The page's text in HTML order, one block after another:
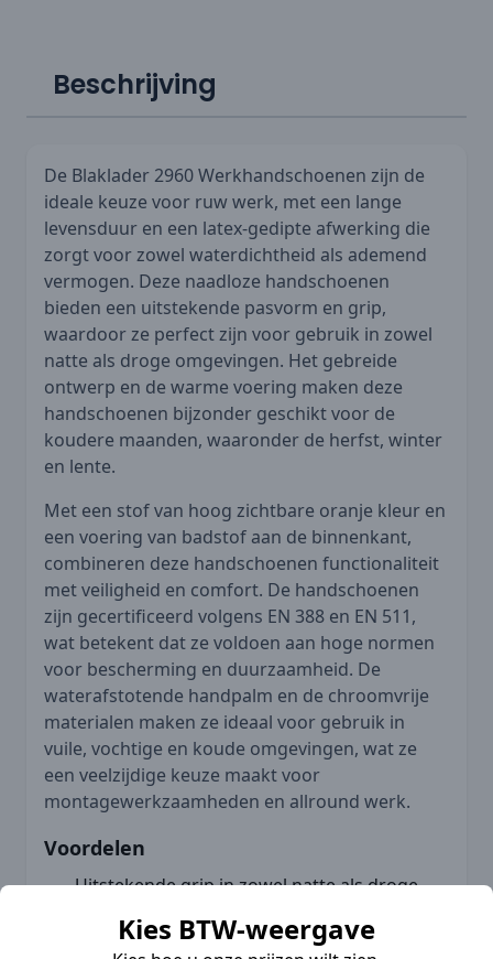
Kies BTW-weergave
Beschrijving
De Blaklader 2960 Werkhandschoenen zijn de
ideale keuze voor ruw werk, met een lange
levensduur en een latex-gedipte afwerking die
zorgt voor zowel waterdichtheid als ademend
vermogen. Deze naadloze handschoenen
bieden een uitstekende pasvorm en grip,
waardoor ze perfect zijn voor gebruik in zowel
natte als droge omgevingen. Het gebreide
ontwerp en de warme voering maken deze
handschoenen bijzonder geschikt voor de
koudere maanden, waaronder de herfst, winter
en lente.
Met een stof van hoog zichtbare oranje kleur en
een voering van badstof aan de binnenkant,
combineren deze handschoenen functionaliteit
met veiligheid en comfort. De handschoenen
zijn gecertificeerd volgens EN 388 en EN 511,
wat betekent dat ze voldoen aan hoge normen
voor bescherming en duurzaamheid. De
waterafstotende handpalm en de chroomvrije
materialen maken ze ideaal voor gebruik in
vuile, vochtige en koude omgevingen, wat ze
een veelzijdige keuze maakt voor
montagewerkzaamheden en allround werk.
Voordelen
Uitstekende grip in zowel natte als droge
Waterdichte palm voor extra bescherming